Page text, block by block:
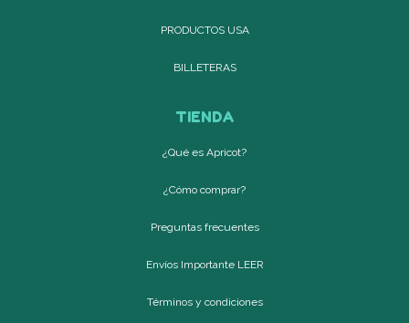
PRODUCTOS USA
BILLETERAS
TIENDA
¿Qué es Apricot?
¿Cómo comprar?
Preguntas frecuentes
Envíos Importante LEER
Términos y condiciones